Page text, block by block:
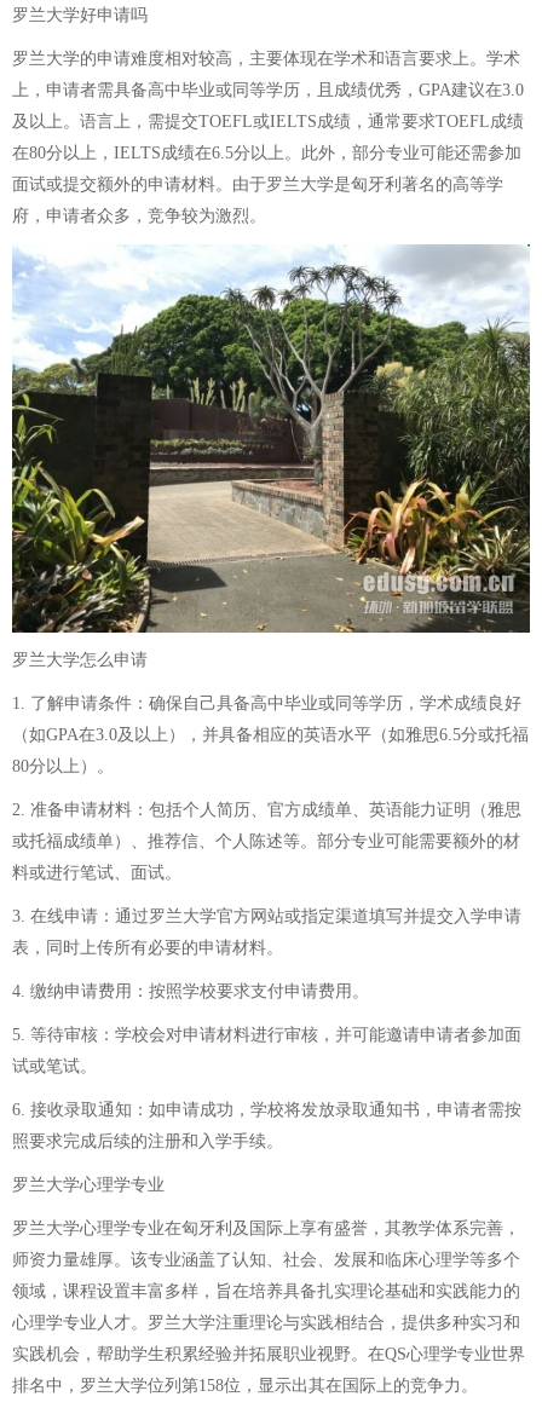
罗兰大学好申请吗
罗兰大学的申请难度相对较高，主要体现在学术和语言要求上。学术
上，申请者需具备高中毕业或同等学历，且成绩优秀，GPA建议在3.0
及以上。语言上，需提交TOEFL或IELTS成绩，通常要求TOEFL成绩
在80分以上，IELTS成绩在6.5分以上。此外，部分专业可能还需参加
面试或提交额外的申请材料。由于罗兰大学是匈牙利著名的高等学
府，申请者众多，竞争较为激烈。
罗兰大学怎么申请
1. 了解申请条件：确保自己具备高中毕业或同等学历，学术成绩良好
（如GPA在3.0及以上），并具备相应的英语水平（如雅思6.5分或托福
80分以上）。
2. 准备申请材料：包括个人简历、官方成绩单、英语能力证明（雅思
或托福成绩单）、推荐信、个人陈述等。部分专业可能需要额外的材
料或进行笔试、面试。
3. 在线申请：通过罗兰大学官方网站或指定渠道填写并提交入学申请
表，同时上传所有必要的申请材料。
4. 缴纳申请费用：按照学校要求支付申请费用。
5. 等待审核：学校会对申请材料进行审核，并可能邀请申请者参加面
试或笔试。
6. 接收录取通知：如申请成功，学校将发放录取通知书，申请者需按
照要求完成后续的注册和入学手续。
罗兰大学心理学专业
罗兰大学心理学专业在匈牙利及国际上享有盛誉，其教学体系完善，
师资力量雄厚。该专业涵盖了认知、社会、发展和临床心理学等多个
领域，课程设置丰富多样，旨在培养具备扎实理论基础和实践能力的
心理学专业人才。罗兰大学注重理论与实践相结合，提供多种实习和
实践机会，帮助学生积累经验并拓展职业视野。在QS心理学专业世界
排名中，罗兰大学位列第158位，显示出其在国际上的竞争力。